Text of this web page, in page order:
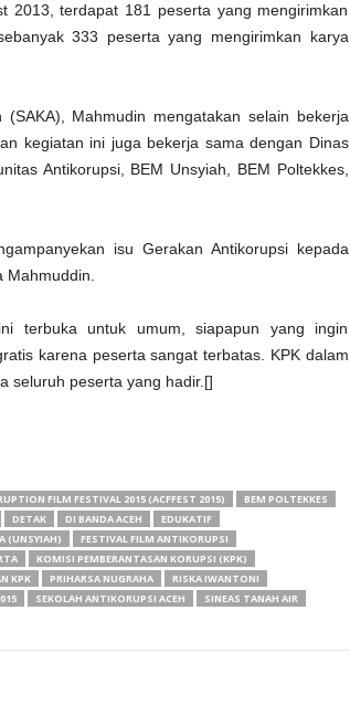
2013, terdapat 181 peserta yang mengirimkan
333 peserta yang mengirimkan karya
Mahmudin mengatakan selain bekerja
kegiatan ini juga bekerja sama dengan Dinas
Antikorupsi, BEM Unsyiah, BEM Poltekkes,
isu Gerakan Antikorupsi kepada
terbuka untuk umum, siapapun yang ingin
karena peserta sangat terbatas. KPK dalam
seluruh peserta yang hadir.[]
FILM FESTIVAL 2015 (ACFFEST 2015)
BEM POLTEKKES
DETAK DI BANDA ACEH
EDUKATIF
(UNSYIAH)
FESTIVAL FILM ANTIKORUPSI
KOMISI PEMBERANTASAN KORUPSI (KPK)
KPK PRIHARSA NUGRAHA
RISKA IWANTONI
SEKOLAH ANTIKORUPSI ACEH
SINEAS TANAH AIR